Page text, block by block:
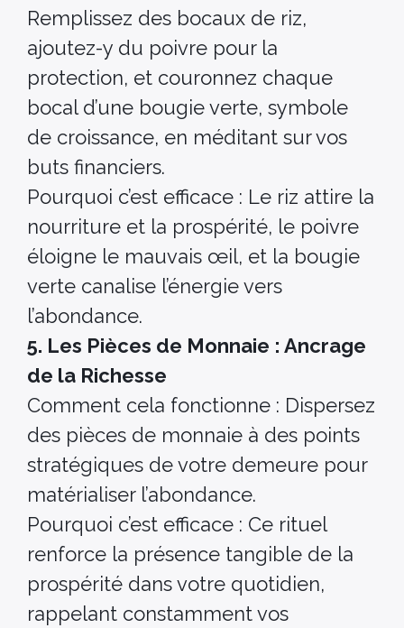
Remplissez des bocaux de riz,
ajoutez-y du poivre pour la
protection, et couronnez chaque
bocal d’une bougie verte, symbole
de croissance, en méditant sur vos
buts financiers.
Pourquoi c’est efficace : Le riz attire la
nourriture et la prospérité, le poivre
éloigne le mauvais œil, et la bougie
verte canalise l’énergie vers
l’abondance.
5. Les Pièces de Monnaie : Ancrage
de la Richesse
Comment cela fonctionne : Dispersez
des pièces de monnaie à des points
stratégiques de votre demeure pour
matérialiser l’abondance.
Pourquoi c’est efficace : Ce rituel
renforce la présence tangible de la
prospérité dans votre quotidien,
rappelant constamment vos